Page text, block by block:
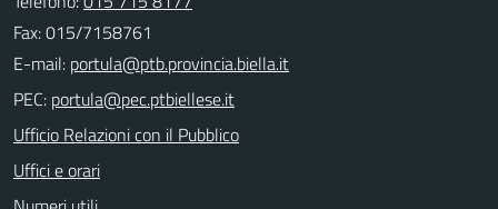
Fax: 015/7158761
E-mail:
PEC:
Ufficio Relazioni con il Pubblico
Uffici e orari